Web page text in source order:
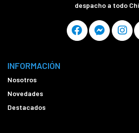
despacho a todo
INFORMACIÓN
Nosotros
Novedades
Destacados